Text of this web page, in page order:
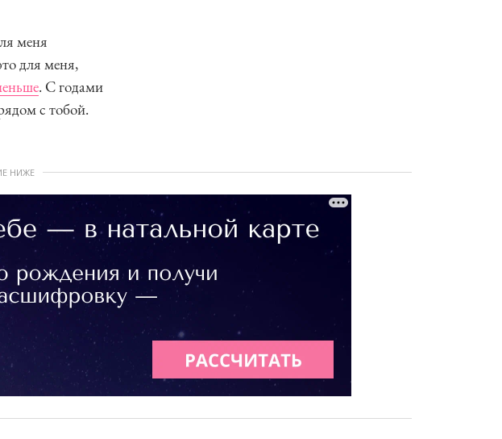
меня
для меня,
. С годами
с тобой.
НИЖЕ